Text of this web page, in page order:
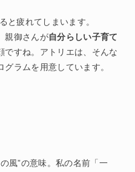
と疲れてしまいます。
親御さんが自分らしい子育て
ですね。アトリエは、そんな
ラムを用意しています。
風”の意味。私の名前「一